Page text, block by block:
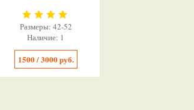
Размеры: 42-52
Наличие: 1
1500 / 3000 руб.